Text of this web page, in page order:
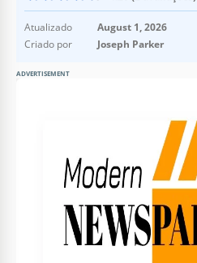
Atualizado
August 1, 2026
Criado por
Joseph Parker
ADVERTISEMENT